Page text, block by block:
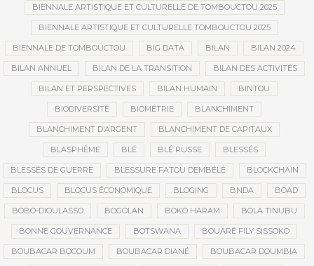
BIENNALE ARTISTIQUE ET CULTURELLE DE TOMBOUCTOU 2025
BIENNALE ARTISTIQUE ET CULTURELLE TOMBOUCTOU 2025
BIENNALE DE TOMBOUCTOU BIG DATA BILAN BILAN 2024
BILAN ANNUEL BILAN DE LA TRANSITION BILAN DES ACTIVITÉS
BILAN ET PERSPECTIVES BILAN HUMAIN BINTOU
BIODIVERSITÉ BIOMÉTRIE BLANCHIMENT
BLANCHIMENT D’ARGENT BLANCHIMENT DE CAPITAUX
BLASPHÈME BLÉ BLÉ RUSSE BLESSÉS
BLESSÉS DE GUERRE BLESSURE FATOU DEMBÉLÉ BLOCKCHAIN
BLOCUS BLOCUS ÉCONOMIQUE BLOGING BNDA BOAD
BOBO-DIOULASSO BOGOLAN BOKO HARAM BOLA TINUBU
BONNE GOUVERNANCE BOTSWANA BOUARÉ FILY SISSOKO
BOUBACAR BOCOUM BOUBACAR DIANÉ BOUBACAR DOUMBIA